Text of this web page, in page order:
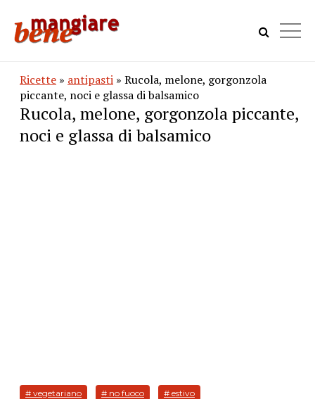
Ricette » antipasti » Rucola, melone, gorgonzola
piccante, noci e glassa di balsamico
Rucola, melone, gorgonzola piccante,
noci e glassa di balsamico
# vegetariano # no fuoco # estivo